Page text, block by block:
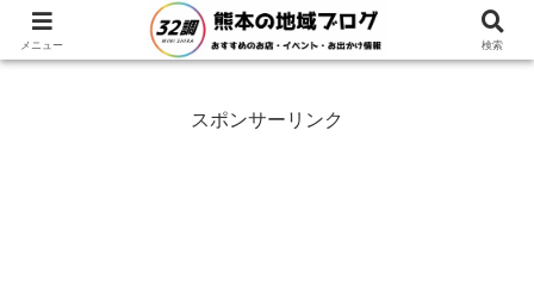
ホーム 熊本県 益城町
スポンサーリンク
メニュー 検索